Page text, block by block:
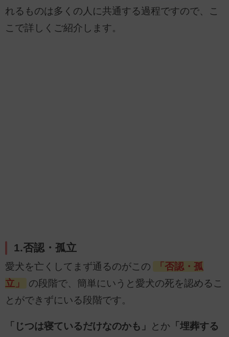
れるものは多くの人に共通する過程ですので、こ
こで詳しくご紹介します。
1.否認・孤立
愛犬を亡くしてまず通るのがこの
「否認・孤
立」
の段階で、簡単にいうと愛犬の死を認めるこ
とができずにいる段階です。
「じつは寝ているだけなのかも」 とか 「埋葬する